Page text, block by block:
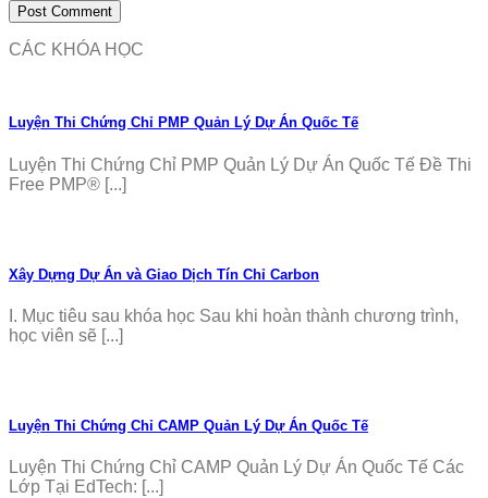
CÁC KHÓA HỌC
Luyện Thi Chứng Chỉ PMP Quản Lý Dự Án Quốc Tế
Luyện Thi Chứng Chỉ PMP Quản Lý Dự Án Quốc Tế Đề Thi
Free PMP® [...]
Xây Dựng Dự Án và Giao Dịch Tín Chỉ Carbon
I. Mục tiêu sau khóa học Sau khi hoàn thành chương trình,
học viên sẽ [...]
Luyện Thi Chứng Chỉ CAMP Quản Lý Dự Án Quốc Tế
Luyện Thi Chứng Chỉ CAMP Quản Lý Dự Án Quốc Tế Các
Lớp Tại EdTech: [...]